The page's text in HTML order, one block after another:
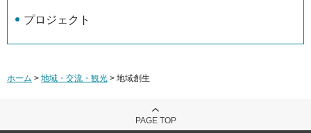
プロジェクト
ホーム > 地域・交流・観光 > 地域創生
PAGE TOP